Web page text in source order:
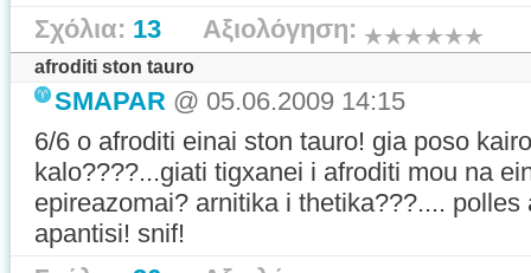
Σχόλια: 13 Αξιολόγηση:
afroditi ston tauro
SMAPAR @ 05.06.2009 14:15
6/6 o afroditi einai ston tauro! gia poso
kalo????...giati tigxanei i afroditi mou na
epireazomai? arnitika i thetika???....
apantisi! snif!